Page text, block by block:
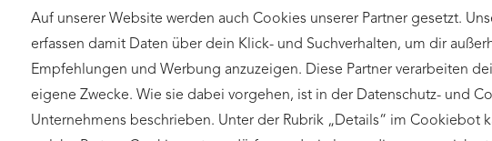
Auf unserer Website werden auch Cookies unserer Partner gesetzt.
erfassen damit Daten über dein Klick- und Suchverhalten, um dir
Empfehlungen und Werbung anzuzeigen. Diese Partner verarbeiten
eigene Zwecke. Wie sie dabei vorgehen, ist in der Datenschutz- und
Unternehmens beschrieben. Unter der Rubrik „Details“ im Cookiebot